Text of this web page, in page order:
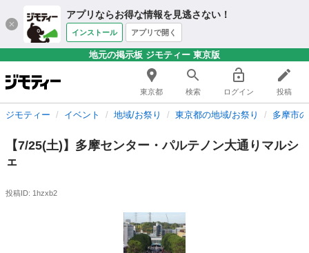
アプリならお得な情報を見逃さない！
インストール アプリで開く
地元の掲示板 ジモティー 東京版
東京都 検索 ログイン 投稿
ジモティー イベント 地域/お祭り 東京都の地域/お祭り 多摩市
【7/25(土)】多摩センター・パルテノン大通りマルシ
ェ
投稿ID: 1hzxb2